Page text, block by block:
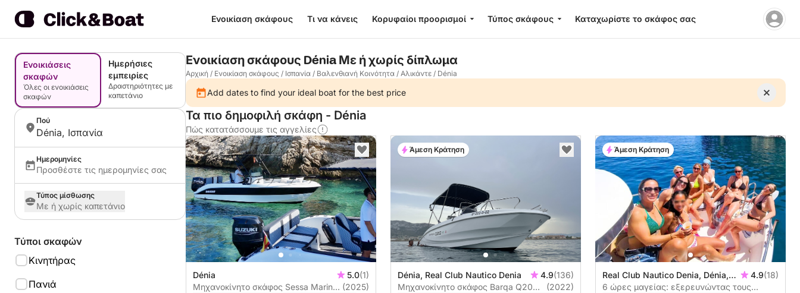
Ενοικίαση σκάφους Τι να κάνεις Κορυφαίοι προορισμοί Τύπος σκάφους Καταχωρίστε το σκάφος σας
Ενοικιάσεις
σκαφών
Όλες οι ενοικιάσεις
σκαφών
Ημερήσιες
εμπειρίες
Δραστηριότητες με
καπετάνιο
Πού
Dénia, Ισπανία
Ημερομηνίες
Προσθέστε τις ημερομηνίες σας
Τύπος μίσθωσης
Με ή χωρίς καπετάνιο
Τύποι σκαφών
Κινητήρας
Πανιά
Ενοικίαση σκάφους Dénia Με ή χωρίς δίπλωμα
Αρχική / Ενοικίαση σκάφους / Ισπανία / Βαλενθιανή Κοινότητα / Αλικάντε / Dénia
Add dates to find your ideal boat for the best price
Τα πιο δημοφιλή σκάφη - Dénia
Πώς κατατάσσουμε τις αγγελίες
Dénia 5.0(1)
Μηχανοκίνητο σκάφος Sessa Marine (2025)
Dénia, Real Club Nautico Denia 4.9(136)
Μηχανοκίνητο σκάφος Barqa Q20
(2022)
Άμεση Κράτηση
Real Club Nautico Denia, Dénia,
Ισπανία
4.9(18)
6 ώρες μαγείας: εξερευνώντας τους
Άμεση Κράτηση